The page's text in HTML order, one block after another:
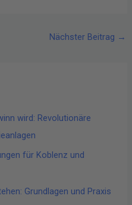
Nächster Beitrag →
wird: Revolutionäre
für Koblenz und
Grundlagen und Praxis